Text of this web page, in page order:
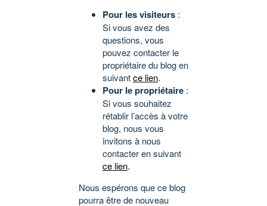
Pour les visiteurs :
Si vous avez des
questions, vous
pouvez contacter le
propriétaire du blog en
suivantce lien.
Pour le propriétaire :
Si vous souhaitez
rétablir l’accès à votre
blog, nous vous
invitons à nous
contacter en suivant
ce lien.
Nous espérons que ce blog
pourra être de nouveau